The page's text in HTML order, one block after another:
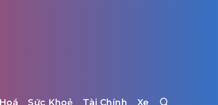
Sức Khoẻ Tài Chính Xe